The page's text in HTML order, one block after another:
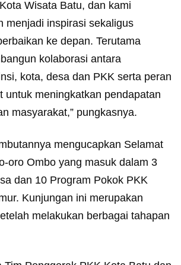
Wisata Batu, dan kami
menjadi inspirasi sekaligus
ke depan. Terutama
kolaborasi antara
kota, desa dan PKK serta peran
untuk meningkatkan pendapatan
masyarakat,” pungkasnya.
mengucapkan Selamat
oro Ombo yang masuk dalam 3
dan 10 Program Pokok PKK
Kunjungan ini merupakan
melakukan berbagai tahapan